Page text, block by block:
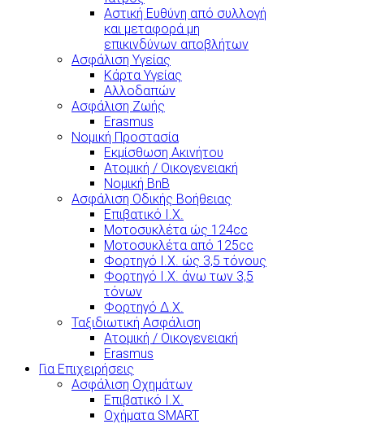
Αστική Ευθύνη από συλλογή
και μεταφορά μη
επικινδύνων αποβλήτων
Ασφάλιση Υγείας
Κάρτα Υγείας
Αλλοδαπών
Ασφάλιση Ζωής
Erasmus
Νομική Προστασία
Εκμίσθωση Ακινήτου
Ατομική / Οικογενειακή
Νομική BnB
Ασφάλιση Οδικής Βοήθειας
Επιβατικό Ι.Χ.
Μοτοσυκλέτα ώς 124cc
Μοτοσυκλέτα από 125cc
Φορτηγό Ι.Χ. ώς 3,5 τόνους
Φορτηγό Ι.Χ. άνω των 3,5
τόνων
Φορτηγό Δ.Χ.
Ταξιδιωτική Ασφάλιση
Ατομική / Οικογενειακή
Erasmus
Για Επιχειρήσεις
Ασφάλιση Οχημάτων
Επιβατικό Ι.Χ.
Οχήματα SMART